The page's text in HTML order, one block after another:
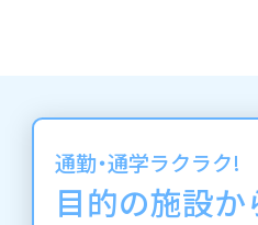
通勤・通学ラクラク!
目的の施設か